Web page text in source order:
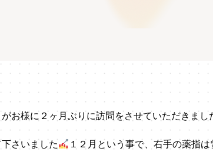
お様に２ヶ月ぶりに訪問をさせていただきまし
さいました
１２月という事で、右手の薬指